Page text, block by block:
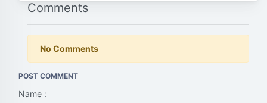
Comments
No Comments
POST COMMENT
Name :